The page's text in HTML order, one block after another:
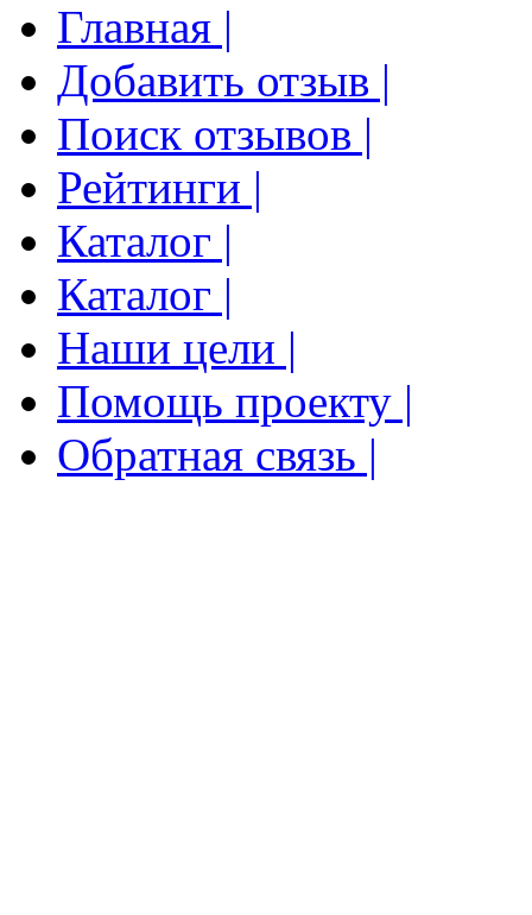
Главная |
Добавить отзыв |
Поиск отзывов |
Рейтинги |
Каталог |
Каталог |
Наши цели |
Помощь проекту |
Обратная связь |